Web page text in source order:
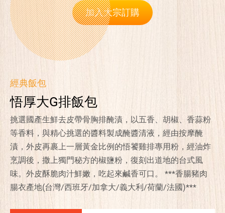
加入大宗訂購
經典飯包
悟厚大G排飯包
挑選國產生鮮去皮帶骨胸排醃漬，以五香、胡椒、香蒜粉
等香料，與精心挑選的醬料製成醃醬清液，經由按摩醃
漬，外皮再裹上一層黃金比例的悟饕雞排專用粉，經油炸
烹調後，撒上獨門秘方的椒鹽粉，復刻出道地的台式風
味。外皮酥脆肉汁鮮嫩，吃起來鹹香可口。 ***香腸豬肉
腸衣產地(台灣/西班牙/加拿大/義大利/荷蘭/法國)***